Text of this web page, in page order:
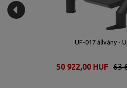
UF-017 állvány -
63
50 922,00 HUF